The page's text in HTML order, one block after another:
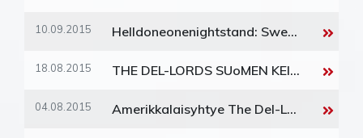
10.09.2015 Helldoneonenightstand: Sweet Sixteen
18.08.2015 THE DEL-LORDS SUoMEN KEIKAT ON PERUTTU!
04.08.2015 Amerikkalaisyhtye The Del-Lords keikalle Helsinkiin Syyskuussa !